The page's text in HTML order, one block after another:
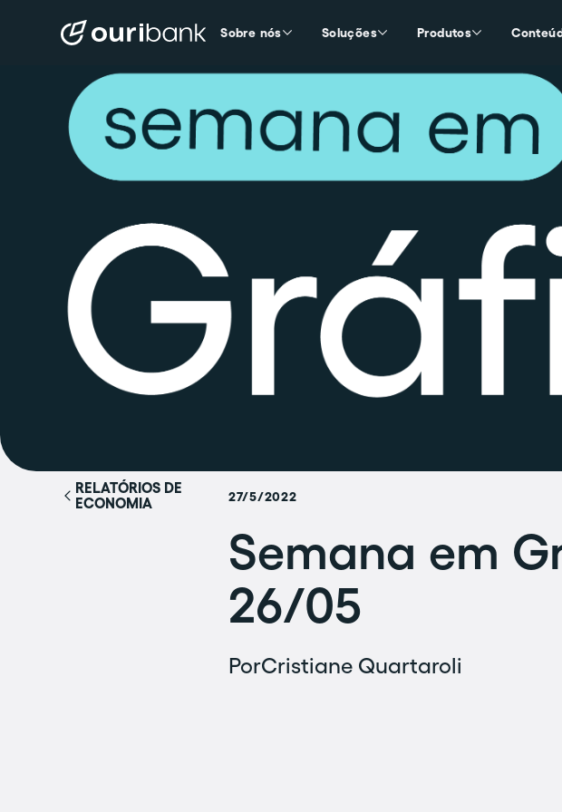
Sobre nós Soluções Produtos
RELATÓRIOS DE
ECONOMIA
27/5/2022
Semana em
26/05
PorCristiane Quartaroli